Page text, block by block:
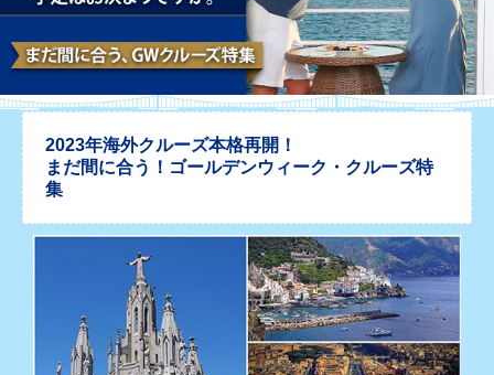
2023年海外クルーズ本格再開！
まだ間に合う！ゴールデンウィーク・クルーズ特
集